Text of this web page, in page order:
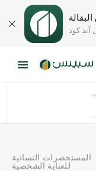
آند كود
المستحضرات النسائية
للعناية الشخصية